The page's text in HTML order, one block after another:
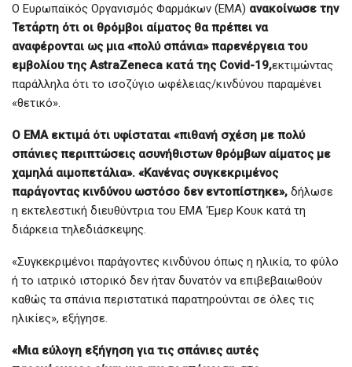
Ο Ευρωπαϊκός Οργανισμός Φαρμάκων (EMA) ανακοίνωσε την
Τετάρτη ότι οι θρόμβοι αίματος θα πρέπει να
αναφέρονται ως μια «πολύ σπάνια» παρενέργεια του
εμβολίου της AstraZeneca κατά της Covid-19,εκτιμώντας
παράλληλα ότι το ισοζύγιο ωφέλειας/κινδύνου παραμένει
«θετικό».
Ο ΕΜΑ εκτιμά ότι υφίσταται «πιθανή σχέση με πολύ
σπάνιες περιπτώσεις ασυνήθιστων θρόμβων αίματος με
χαμηλά αιμοπετάλια». «Κανένας συγκεκριμένος
παράγοντας κινδύνου ωστόσο δεν εντοπίστηκε», δήλωσε
η εκτελεστική διευθύντρια του ΕΜΑ ‘Εμερ Κουκ κατά τη
διάρκεια τηλεδιάσκεψης.
«Συγκεκριμένοι παράγοντες κινδύνου όπως η ηλικία, το φύλο
ή το ιατρικό ιστορικό δεν ήταν δυνατόν να επιβεβαιωθούν
καθώς τα σπάνια περιστατικά παρατηρούνται σε όλες τις
ηλικίες», εξήγησε.
«Μια εύλογη εξήγηση για τις σπάνιες αυτές